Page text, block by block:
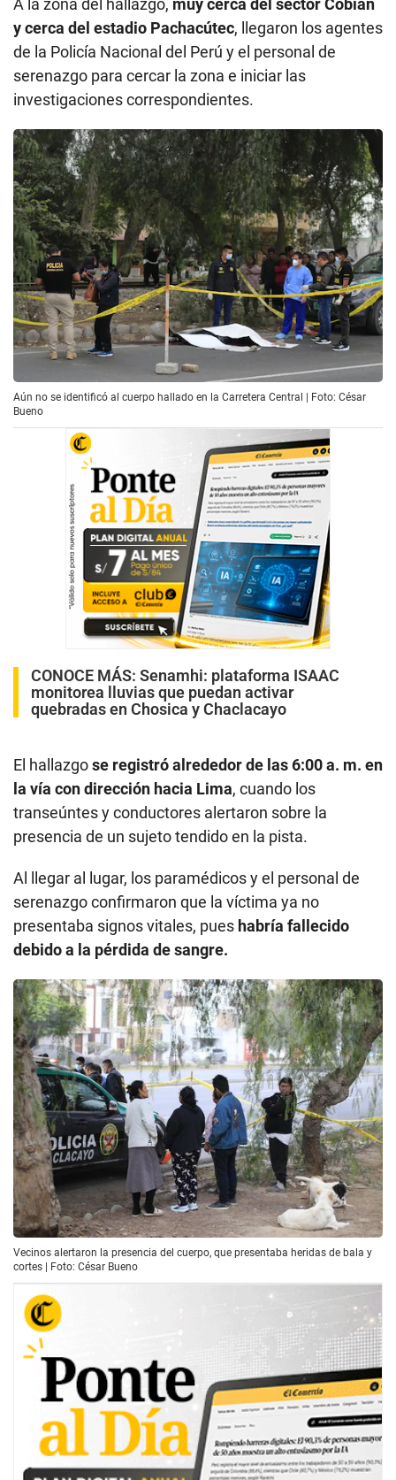
A la zona del hallazgo, muy cerca del sector Cobián
y cerca del estadio Pachacútec, llegaron los agentes
de la Policía Nacional del Perú y el personal de
serenazgo para cercar la zona e iniciar las
investigaciones correspondientes.
Aún no se identificó al cuerpo hallado en la Carretera Central | Foto: César
Bueno
CONOCE MÁS: Senamhi: plataforma ISAAC
monitorea lluvias que puedan activar
quebradas en Chosica y Chaclacayo
El hallazgose registró alrededor de las 6:00 a. m. en
la vía con dirección hacia Lima, cuando los
transeúntes y conductores alertaron sobre la
presencia de un sujeto tendido en la pista.
Al llegar al lugar, los paramédicos y el personal de
serenazgo confirmaron que la víctima ya no
presentaba signos vitales, pues habría fallecido
debido a la pérdida de sangre.
Vecinos alertaron la presencia del cuerpo, que presentaba heridas de bala y
cortes | Foto: César Bueno